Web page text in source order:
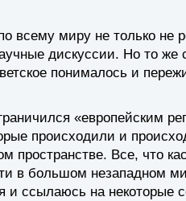
всему миру не только не
дискуссии. Но то же
понималось и
«европейским
происходили и
пространстве. Все, что
в большом незападном
и ссылаюсь на некоторые